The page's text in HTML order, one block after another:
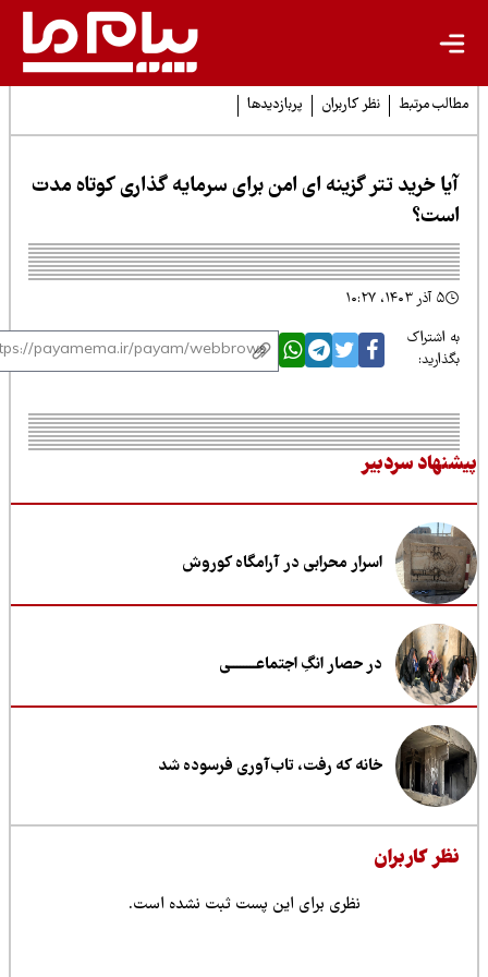
مرتبط نظر کاربران پربازدیدها
خرید تتر گزینه ای امن برای سرمایه گذاری کوتاه مدت
اشتراک
سردبیر
اسرار محرابی در آرامگاه کوروش
در حصار انگِ اجتماعــــــــی
خانه که رفت، تاب‌آوری فرسوده شد
کاربران
نظری برای این پست ثبت نشده است.